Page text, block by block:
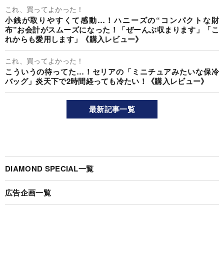
これ、買ってよかった！
小銭が取りやすくて感動…！ハニーズの“コンパクトな財
布”お会計がスムーズになった！「ぜーんぶ収まります」「こ
れからも愛用します」《購入レビュー》
これ、買ってよかった！
こういうの待ってた…！セリアの「ミニチュアみたいな保冷
バッグ」炎天下で2時間経っても冷たい！《購入レビュー》
最新記事一覧
DIAMOND SPECIAL一覧
広告企画一覧